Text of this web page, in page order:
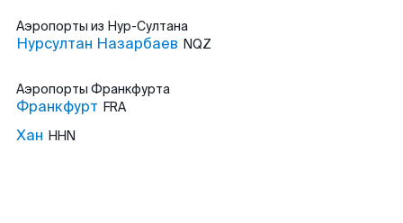
Аэропорты из Нур-Султана
Нурсултан Назарбаев NQZ
Аэропорты Франкфурта
Франкфурт FRA
Хан HHN